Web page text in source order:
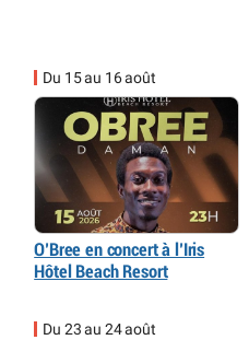
Du 15 au 16 août
O’Bree en concert à l’Iris
Hôtel Beach Resort
Du 23 au 24 août